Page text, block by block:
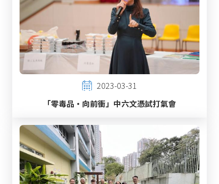
2023-03-31
「零毒品‧向前衝」中六文憑試打氣會